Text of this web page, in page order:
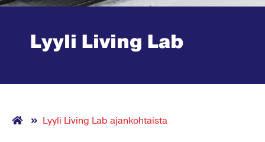
Lyyli Living Lab
Lyyli Living Lab ajankohtaista